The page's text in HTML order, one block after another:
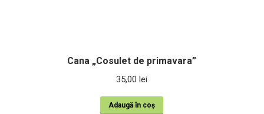
Cana „Cosulet de primavara”
35,00 lei
Adaugă în coș